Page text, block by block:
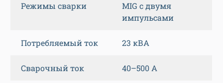
Режимы сварки
MIG с двумя
импульсами
Потребляемый ток 23 кВА
Сварочный ток 40–500 А